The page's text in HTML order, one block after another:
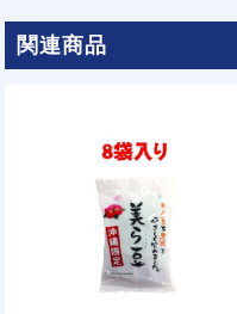
関連商品